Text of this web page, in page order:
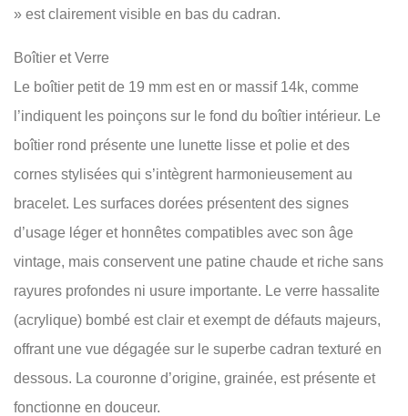
» est clairement visible en bas du cadran.
Boîtier et Verre
Le boîtier petit de 19 mm est en or massif 14k, comme
l’indiquent les poinçons sur le fond du boîtier intérieur. Le
boîtier rond présente une lunette lisse et polie et des
cornes stylisées qui s’intègrent harmonieusement au
bracelet. Les surfaces dorées présentent des signes
d’usage léger et honnêtes compatibles avec son âge
vintage, mais conservent une patine chaude et riche sans
rayures profondes ni usure importante. Le verre hassalite
(acrylique) bombé est clair et exempt de défauts majeurs,
offrant une vue dégagée sur le superbe cadran texturé en
dessous. La couronne d’origine, grainée, est présente et
fonctionne en douceur.